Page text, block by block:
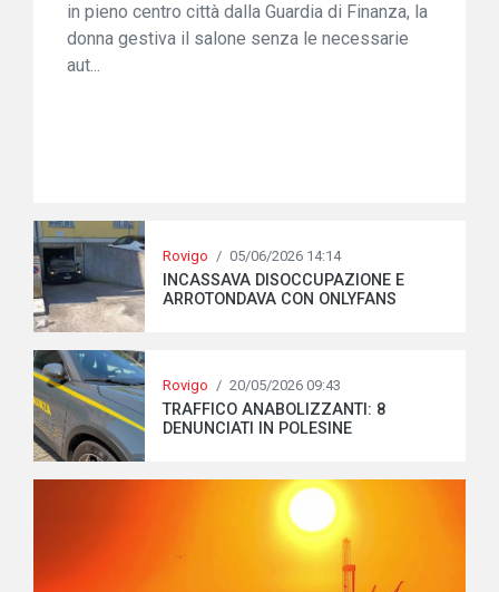
in pieno centro città dalla Guardia di Finanza, la
donna gestiva il salone senza le necessarie
aut...
Rovigo / 05/06/2026 14:14
INCASSAVA DISOCCUPAZIONE E
ARROTONDAVA CON ONLYFANS
Rovigo / 20/05/2026 09:43
TRAFFICO ANABOLIZZANTI: 8
DENUNCIATI IN POLESINE